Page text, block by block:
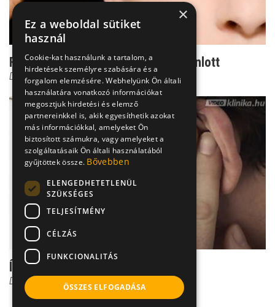
Fültisztítás házilag - ezért nem ajánlott
Dr. Helfferich Frigyes
Így okozhat hallászavart a fülzsír
Dr. Móri István Péter
×
Ez a weboldal sütiket
használ
Cookie-kat használunk a tartalom, a
hirdetések személyre szabására és a
forgalom elemzésére. Webhelyünk Ön általi
használatára vonatkozó információkat
megosztjuk hirdetési és elemző
partnereinkkel is, akik egyesíthetik azokat
más információkkal, amelyeket Ön
biztosított számukra, vagy amelyeket a
szolgáltatásaik Ön általi használatából
gyűjtöttek össze. Bővebben
ELENGEDHETETLENÜL
SZÜKSÉGES
TELJESÍTMÉNY
CÉLZÁS
FUNKCIONALITÁS
ÖSSZES ELFOGADÁSA